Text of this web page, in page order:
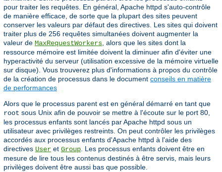
pour traiter les requêtes. En général, Apache httpd s'auto-contrôle
de manière efficace, de sorte que la plupart des sites peuvent
conserver les valeurs par défaut des directives. Les sites qui doivent
traiter plus de 256 requêtes simultanées doivent augmenter la
valeur de MaxRequestWorkers, alors que les sites dont la
ressource mémoire est limitée doivent la diminuer afin d'éviter une
hyperactivité du serveur (utilisation excessive de la mémoire virtuelle
sur disque). Vous trouverez plus d'informations à propos du contrôle
de la création de processus dans le document conseils en matière
de performances
Alors que le processus parent est en général démarré en tant que
root sous Unix afin de pouvoir se mettre à l'écoute sur le port 80,
les processus enfants sont lancés par Apache httpd sous un
utilisateur avec privilèges restreints. On peut contrôler les privilèges
accordés aux processus enfants d'Apache httpd à l'aide des
directives User et Group. Les processus enfants doivent être en
mesure de lire tous les contenus destinés à être servis, mais leurs
privilèges doivent être aussi bas que possible.